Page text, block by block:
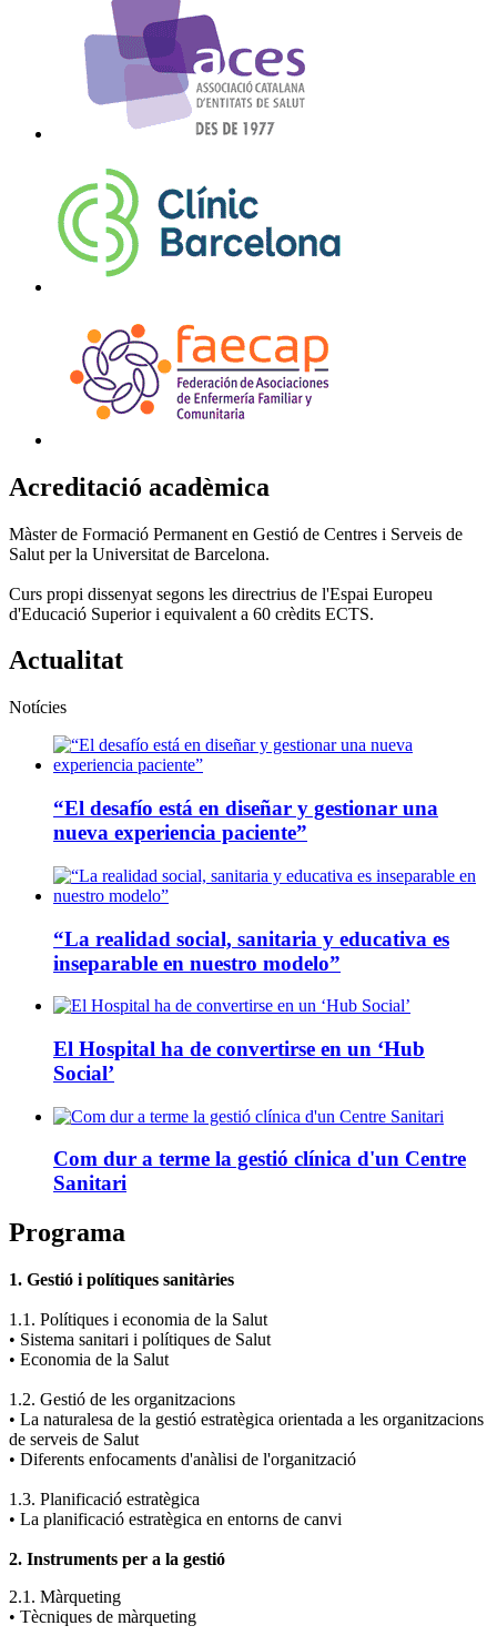
Acreditació acadèmica
Màster de Formació Permanent en Gestió de Centres i Serveis de
Salut per la Universitat de Barcelona.
Curs propi dissenyat segons les directrius de l'Espai Europeu
d'Educació Superior i equivalent a 60 crèdits ECTS.
Actualitat
Notícies
“El desafío está en diseñar y gestionar una
nueva experiencia paciente”
“La realidad social, sanitaria y educativa es
inseparable en nuestro modelo”
El Hospital ha de convertirse en un ‘Hub
Social’
Com dur a terme la gestió clínica d'un Centre
Sanitari
Programa
1. Gestió i polítiques sanitàries
1.1. Polítiques i economia de la Salut
• Sistema sanitari i polítiques de Salut
• Economia de la Salut
1.2. Gestió de les organitzacions
• La naturalesa de la gestió estratègica orientada a les organitzacions
de serveis de Salut
• Diferents enfocaments d'anàlisi de l'organització
1.3. Planificació estratègica
• La planificació estratègica en entorns de canvi
2. Instruments per a la gestió
2.1. Màrqueting
• Tècniques de màrqueting